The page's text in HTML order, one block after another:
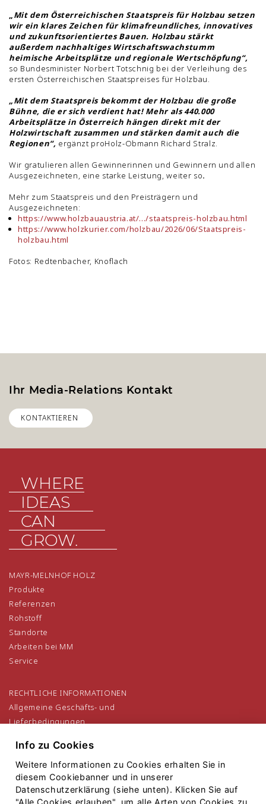
„Mit dem Österreichischen Staatspreis für Holzbau setzen
wir ein klares Zeichen für klimafreundliches, innovatives
und zukunftsorientiertes Bauen. Holzbau stärkt
außerdem nachhaltiges Wirtschaftswachstumm
heimische Arbeitsplätze und regionale Wertschöpfung“,
so Bundesminister Norbert Totschnig bei der Verleihung des
ersten Österreichischen Staatspreises für Holzbau.
„Mit dem Staatspreis bekommt der Holzbau die große
Bühne, die er sich verdient hat! Mehr als 440.000
Arbeitsplätze in Österreich hängen direkt mit der
Holzwirtschaft zusammen und stärken damit auch die
Regionen“, ergänzt proHolz-Obmann Richard Stralz.
Wir gratulieren allen Gewinnerinnen und Gewinnern und allen
Ausgezeichneten, eine starke Leistung, weiter so.
Mehr zum Staatspreis und den Preisträgern und
Ausgezeichneten:
https://www.holzbauaustria.at/.../staatspreis-holzbau.html
https://www.holzkurier.com/holzbau/2026/06/Staatspreis-
holzbau.html
Fotos: Redtenbacher, Knoflach
Ihr Media-Relations Kontakt
KONTAKTIEREN
WHERE
IDEAS
CAN
GROW.
MAYR-MELNHOF HOLZ
Produkte
Referenzen
Rohstoff
Standorte
Arbeiten bei MM
Service
RECHTLICHE INFORMATIONEN
Allgemeine Geschäfts- und
Lieferbedingungen
Datenschutzerklärung
Impressum
Info zu Cookies
Weitere Informationen zu Cookies erhalten Sie in
diesem Cookiebanner und in unserer
Datenschutzerklärung (siehe unten). Klicken Sie auf
"Alle Cookies erlauben", um alle Arten von Cookies zu